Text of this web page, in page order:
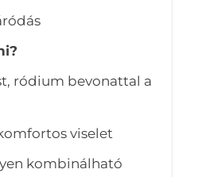
ródium bevonattal a
viselet
kombinálható